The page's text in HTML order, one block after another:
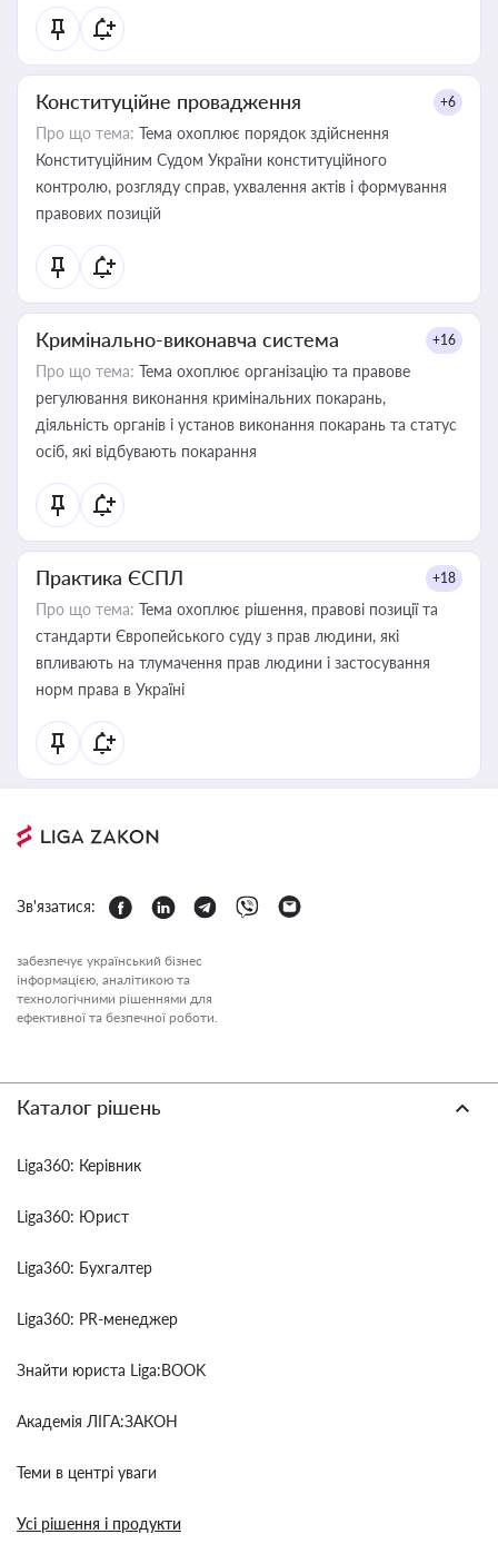
Конституційне провадження +6
Про що тема: Тема охоплює порядок здійснення
Конституційним Судом України конституційного
контролю, розгляду справ, ухвалення актів і формування
правових позицій
Кримінально-виконавча система +16
Про що тема: Тема охоплює організацію та правове
регулювання виконання кримінальних покарань,
діяльність органів і установ виконання покарань та статус
осіб, які відбувають покарання
Практика ЄСПЛ +18
Про що тема: Тема охоплює рішення, правові позиції та
стандарти Європейського суду з прав людини, які
впливають на тлумачення прав людини і застосування
норм права в Україні
Зв'язатися:
забезпечує український бізнес
інформацією, аналітикою та
технологічними рішеннями для
ефективної та безпечної роботи.
Каталог рішень
Liga360: Керівник
Liga360: Юрист
Liga360: Бухгалтер
Liga360: PR-менеджер
Знайти юриста Liga:BOOK
Академія ЛІГА:ЗАКОН
Теми в центрі уваги
Усі рішення і продукти